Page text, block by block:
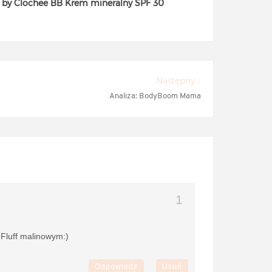
by Clochee BB Krem mineralny SPF 30
Następny
Analiza: BodyBoom Mama
malinowym:)
Odpowiedz Usuń